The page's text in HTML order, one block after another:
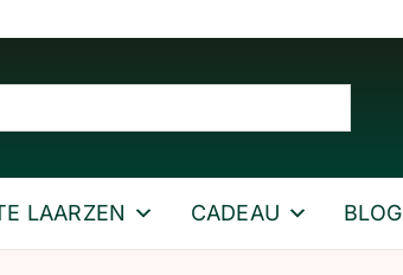
LAARZEN CADEAU BLOG